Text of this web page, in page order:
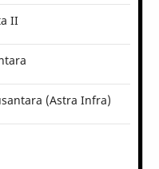
II
(Astra Infra)